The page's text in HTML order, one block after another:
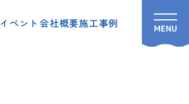
イベント 会社概要施工事例